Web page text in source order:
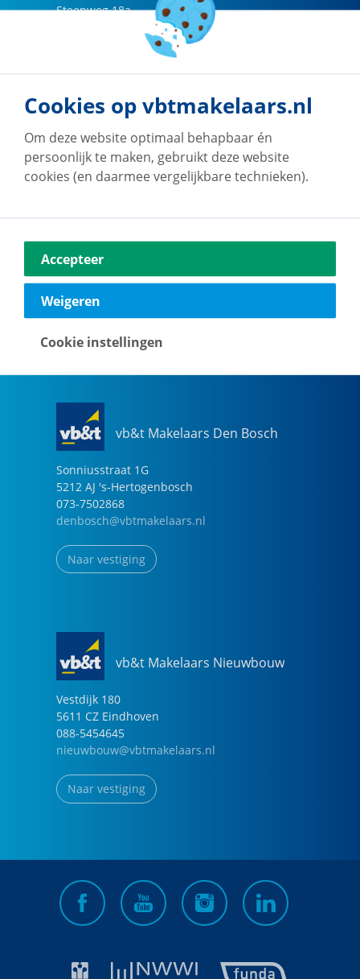
Steenweg 18a
helmond@vbtmakelaars.nl
Naar vestiging
Vestdijk 180
5611 CZ Eindhoven
040-2696949
vb&t Makelaars Den Bosch
Sonniusstraat 1G
5212 AJ 's-Hertogenbosch
073-7502868
denbosch@vbtmakelaars.nl
Naar vestiging
vb&t Makelaars Nieuwbouw
Vestdijk 180
5611 CZ Eindhoven
088-5454645
nieuwbouw@vbtmakelaars.nl
Naar vestiging
Cookies op vbtmakelaars.nl
Om deze website optimaal behapbaar én
persoonlijk te maken, gebruikt deze website
cookies (en daarmee vergelijkbare technieken).
Accepteer
Weigeren
Cookie instellingen